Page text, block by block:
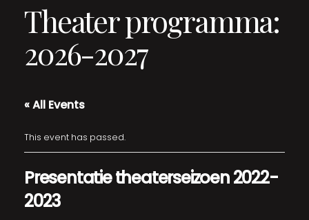
Theater programma:
2026-2027
« All Events
This event has passed.
Presentatie theaterseizoen 2022-
2023